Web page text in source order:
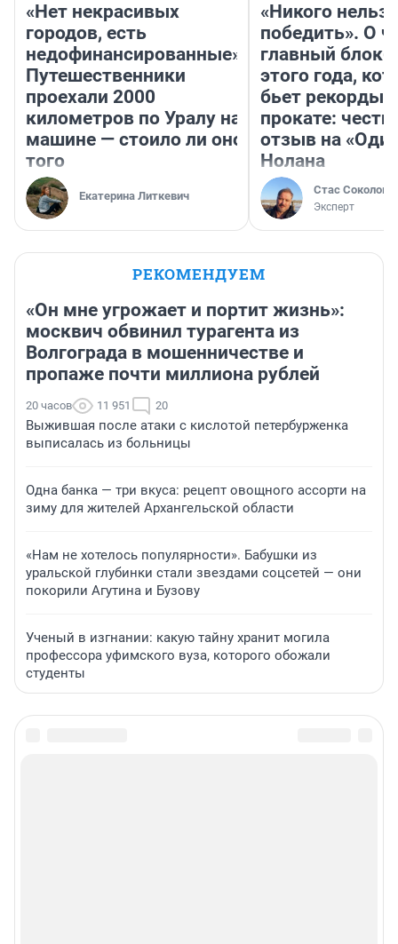
«Нет некрасивых
городов, есть
недофинансированные».
Путешественники
проехали 2000
километров по Уралу на
машине — стоило ли оно
того
Екатерина Литкевич
«Никого нельзя
победить». О
главный
этого года,
бьет рекорды в
прокате:
отзыв на
Нолана
Стас Соколов
Эксперт
РЕКОМЕНДУЕМ
«Он мне угрожает и портит жизнь»:
москвич обвинил турагента из
Волгограда в мошенничестве и
пропаже почти миллиона рублей
20 часов 11 951 20
Выжившая после атаки с кислотой петербурженка
выписалась из больницы
Одна банка — три вкуса: рецепт овощного ассорти на
зиму для жителей Архангельской области
«Нам не хотелось популярности». Бабушки из
уральской глубинки стали звездами соцсетей — они
покорили Агутина и Бузову
Ученый в изгнании: какую тайну хранит могила
профессора уфимского вуза, которого обожали
студенты